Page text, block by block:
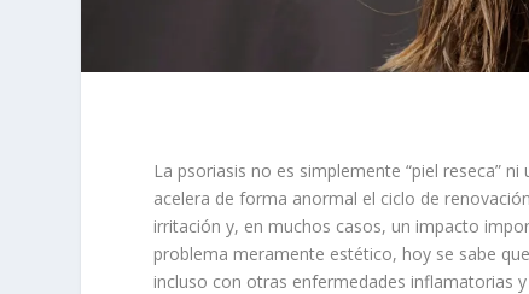
La psoriasis no es simplemente “piel reseca”
acelera de forma anormal el ciclo de
irritación y, en muchos casos, un impacto
problema meramente estético, hoy se sabe
incluso con otras enfermedades inflamatorias